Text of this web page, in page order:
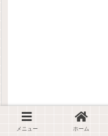
メニュー ホーム